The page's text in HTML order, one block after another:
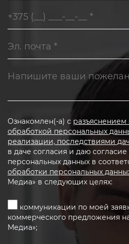
Ознакомлен(-а) с разъяснением
обработкой персональных
реализации, последствиями
в даче согласия и даю
персональных данных в
обработки персональных
Медиа» в следующих целях:
коммуникации по моей
коммерческого предложения
Медиа»;